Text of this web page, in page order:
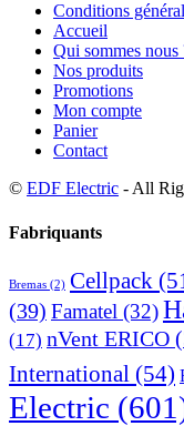
Conditions
Accueil
Qui sommes nous
Nos produits
Promotions
Mon compte
Panier
Contact
© EDF Electric - All
Fabriquants
Bremas (2) Cellpack
(39) Famatel (32)
(17) nVent ERICO
International (54)
Electric